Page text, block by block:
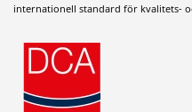
internationell standard för kvalitets-